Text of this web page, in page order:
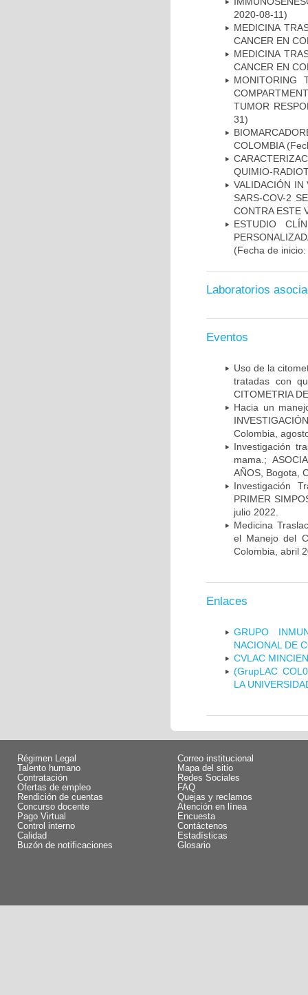
2020-08-11)
MEDICINA
CANCER EN
MEDICINA
CANCER EN
MONITORING
TUMOR
31)
COLOMBIA
QUIMIO-
VALIDACIÓN IN
SARS-COV-2
CONTRA ESTE
ESTUDIO
(Fecha de
Laboratorios
Eventos
Uso de la
tratadas con
CITOMETRIA
Hacia un
Colombia,
Investigación
mama.;
AÑOS, Bogota,
Investigación
PRIMER
julio 2022.
Medicina
el Manejo del
Colombia, abril
Enlaces
GRUPO
NACIONAL DE
CVLAC
(GrupLAC
LA
Régimen Legal
Talento humano
Contratación
Ofertas de empleo
Rendición de cuentas
Concurso docente
Pago Virtual
Control interno
Calidad
Buzón de notificaciones
Correo institucional
Mapa del sitio
Redes Sociales
FAQ
Quejas y reclamos
Atención en línea
Encuesta
Contáctenos
Estadísticas
Glosario